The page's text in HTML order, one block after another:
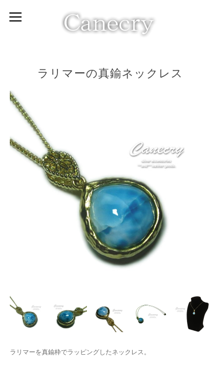
ラリマーの真鍮ネックレス
ラリマーを真鍮枠でラッピングしたネックレス。